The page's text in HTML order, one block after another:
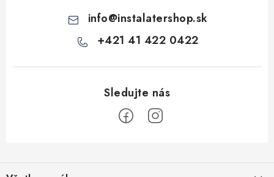
u
info@instalatershop.sk
+421 41 422 0422